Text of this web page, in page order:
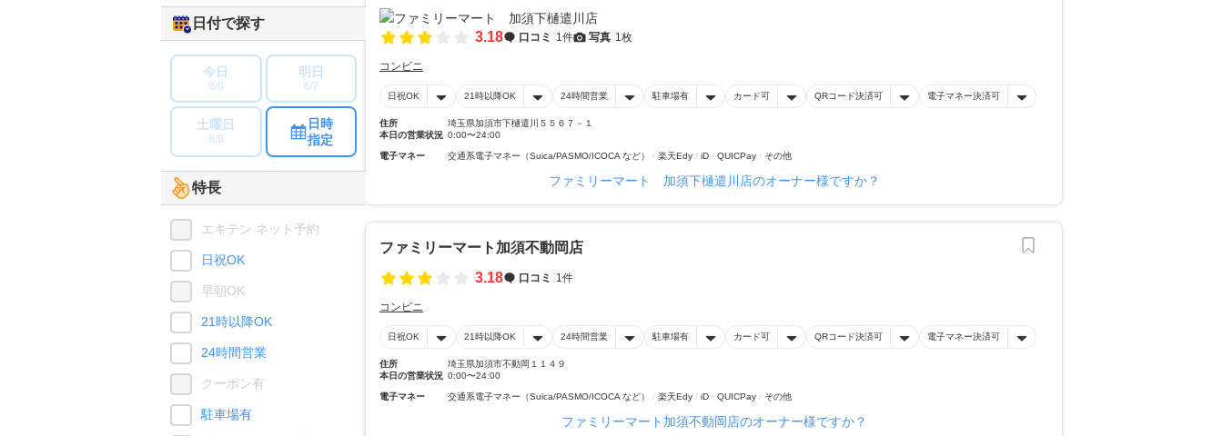
3.18 口コミ 1件 写真 1枚
コンビニ
日祝OK 21時以降OK 24時間営業 駐車場有 カード可 QRコード決済可 電子マネー決済可
住所
埼玉県加須市下樋遣川５５６７－１
本日の営業状況 0:00〜24:00
電子マネー 交通系電子マネー（Suica/PASMO/ICOCA など） 楽天Edy iD QUICPay その他
ファミリーマート 加須下樋遣川店のオーナー様ですか？
ファミリーマート加須不動岡店
3.18
口コミ 1件
コンビニ
日祝OK 21時以降OK 24時間営業 駐車場有 カード可 QRコード決済可 電子マネー決済可
住所
埼玉県加須市不動岡１１４９
本日の営業状況 0:00〜24:00
電子マネー 交通系電子マネー（Suica/PASMO/ICOCA など） 楽天Edy iD QUICPay その他
ファミリーマート加須不動岡店のオーナー様ですか？
日付で探す
今日
8/6
明日
8/7
土曜日
8/8
日時
指定
特長
エキテン ネット予約
日祝OK
早朝OK
21時以降OK
24時間営業
クーポン有
駐車場有